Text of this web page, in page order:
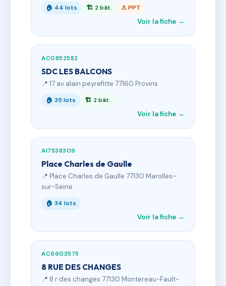
🏠 44 lots 🏗 2 bât. ⚠ PPT
Voir la fiche →
AC0852582
SDC LES BALCONS
📍 17 av alain peyrefitte 77160 Provins
🏠 35 lots 🏗 2 bât.
Voir la fiche →
AI7538309
Place Charles de Gaulle
📍 Place Charles de Gaulle 77130 Marolles-
sur-Seine
🏠 34 lots
Voir la fiche →
AC6603575
8 RUE DES CHANGES
📍 8 r des changes 77130 Montereau-Fault-